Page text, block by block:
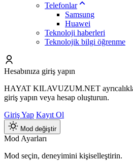
Telefonlar
Samsung
Huawei
Teknoloji haberleri
Teknolojik bilgi öğrenme
Hesabınıza giriş yapın
HAYAT KILAVUZUM.NET
giriş yapın veya hesap oluşturun.
Giriş Yap Kayıt Ol
Mod değiştir
Mod Ayarları
Mod seçin, deneyimini kişiselleştirin.